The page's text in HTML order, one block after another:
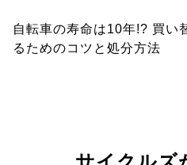
自転車の寿命は10年!? 買い
るためのコツと処分方法